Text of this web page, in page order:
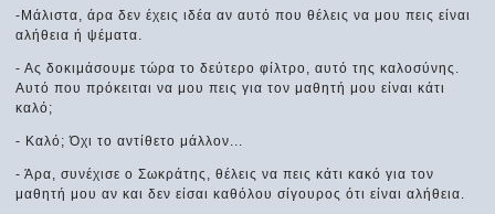
-Μάλιστα, άρα δεν έχεις ιδέα αν αυτό που θέλεις να μου πεις είναι
αλήθεια ή ψέματα.
- Ας δοκιμάσουμε τώρα το δεύτερο φίλτρο, αυτό της καλοσύνης.
Αυτό που πρόκειται να μου πεις για τον μαθητή μου είναι κάτι
καλό;
- Καλό; Όχι το αντίθετο μάλλον...
- Άρα, συνέχισε ο Σωκράτης, θέλεις να πεις κάτι κακό για τον
μαθητή μου αν και δεν είσαι καθόλου σίγουρος ότι είναι αλήθεια.